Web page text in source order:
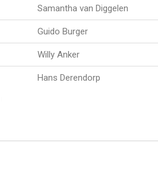
Samantha van Diggelen
Guido Burger
Willy Anker
Hans Derendorp